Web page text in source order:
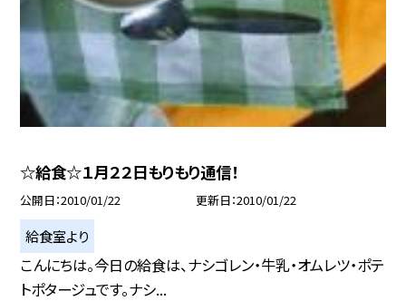
☆給食☆１月２２日もりもり通信！
公開日 2010/01/22 更新日 2010/01/22
給食室より
こんにちは。今日の給食は、ナシゴレン・牛乳・オムレツ・ポテ
トポタージュです。ナシ...